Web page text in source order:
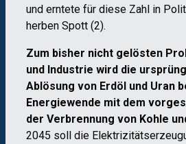
und erntete für diese Zahl in
herben Spott (2).
Zum bisher nicht gelösten
und Industrie wird die
Ablösung von Erdöl und Uran
Energiewende mit dem
der Verbrennung von Kohle
2045 soll die